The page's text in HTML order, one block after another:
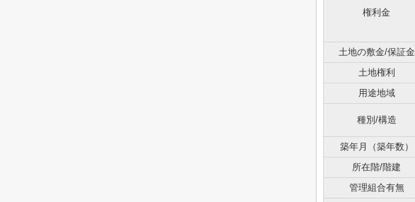
権利金
土地の敷金/保証金
土地権利
用途地域
種別/構造
築年月（築年数）
所在階/階建
管理組合有無